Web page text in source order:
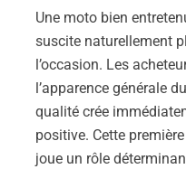
Une moto bien
suscite naturellement
l’occasion. Les
l’apparence générale
qualité crée
positive. Cette
joue un rôle